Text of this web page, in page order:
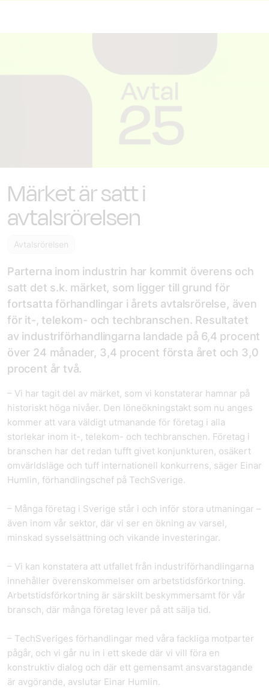
Märket är satt i
avtalsrörelsen
Avtalsrörelsen
Parterna inom industrin har kommit överens och
satt det s.k. märket, som ligger till grund för
fortsatta förhandlingar i årets avtalsrörelse, även
för it-, telekom- och techbranschen. Resultatet
av industriförhandlingarna landade på 6,4 procent
över 24 månader, 3,4 procent första året och 3,0
procent år två.
– Vi har tagit del av märket, som vi konstaterar hamnar på
historiskt höga nivåer. Den löneökningstakt som nu anges
kommer att vara väldigt utmanande för företag i alla
storlekar inom it-, telekom- och techbranschen. Företag i
branschen har det redan tufft givet konjunkturen, osäkert
omvärldsläge och tuff internationell konkurrens, säger Einar
Humlin, förhandlingschef på TechSverige.
– Många företag i Sverige står i och inför stora utmaningar –
även inom vår sektor, där vi ser en ökning av varsel,
minskad sysselsättning och vikande investeringar.
– Vi kan konstatera att utfallet från industriförhandlingarna
innehåller överenskommelser om arbetstidsförkortning.
Arbetstidsförkortning är särskilt beskymmersamt för vår
bransch, där många företag lever på att sälja tid.
– TechSveriges förhandlingar med våra fackliga motparter
pågår, och vi går nu in i ett skede där vi vill föra en
konstruktiv dialog och där ett gemensamt ansvarstagande
är avgörande, avslutar Einar Humlin.